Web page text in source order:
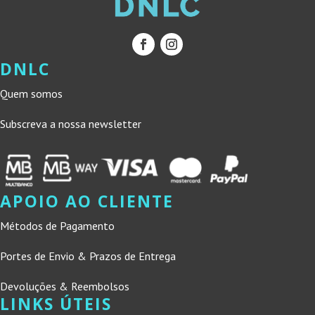
DNLC
Quem somos
Subscreva a nossa newsletter
APOIO AO CLIENTE
Métodos de Pagamento
Portes de Envio & Prazos de Entrega
Devoluções & Reembolsos
LINKS ÚTEIS